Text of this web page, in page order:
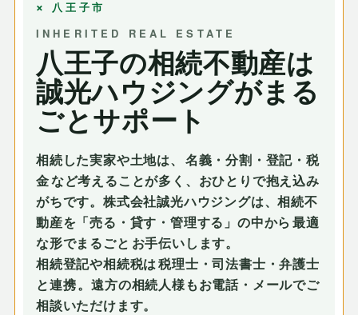
× 八王子市
INHERITED REAL ESTATE
八王子の相続不動産は
誠光ハウジングがまる
ごとサポート
相続した実家や土地は、
名義・分割・登記・税
金など考えることが多く、おひとりで抱え込み
がちです。株式会社誠光ハウジングは、相続不
動産を「売る・貸す・管理する」の中から 最適
な形でまるごと お手伝いします。
相続登記や相続税は税理士・司法書士・弁護士
と連携。遠方の相続人様もお電話・メールでご
相談いただけます。